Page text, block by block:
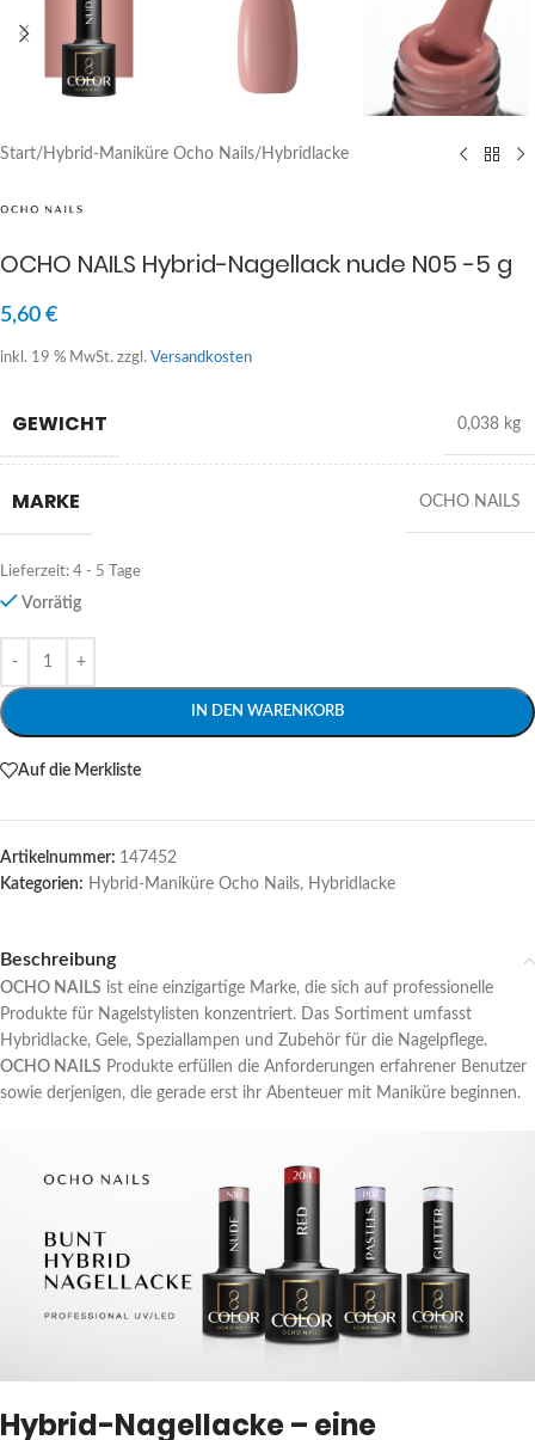
Start/ Hybrid-Maniküre Ocho Nails/ Hybridlacke
OCHO NAILS Hybrid-Nagellack nude N05 -5 g
5,60 €
inkl. 19 % MwSt. zzgl. Versandkosten
GEWICHT 0,038 kg
MARKE OCHO NAILS
Lieferzeit: 4 - 5 Tage
Vorrätig
IN DEN WARENKORB
Alternative:
Auf die Merkliste
Artikelnummer: 147452
Kategorien: Hybrid-Maniküre Ocho Nails, Hybridlacke
Beschreibung
OCHO NAILS ist eine einzigartige Marke, die sich auf professionelle
Produkte für Nagelstylisten konzentriert. Das Sortiment umfasst
Hybridlacke, Gele, Speziallampen und Zubehör für die Nagelpflege.
OCHO NAILS Produkte erfüllen die Anforderungen erfahrener Benutzer
sowie derjenigen, die gerade erst ihr Abenteuer mit Maniküre beginnen.
Hybrid-Nagellacke – eine